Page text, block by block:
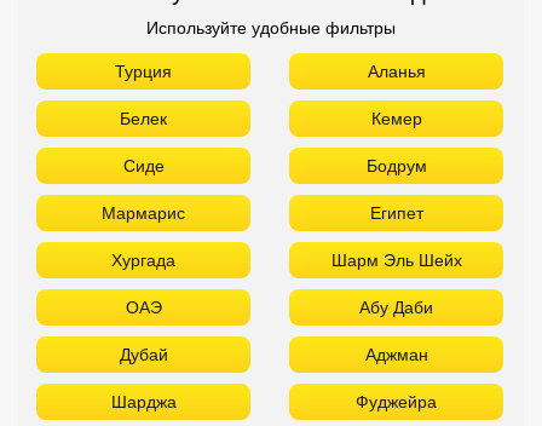
Хургада Шарм Эль Шейх
ОАЭ Абу Даби
Дубай Аджман
Шарджа Фуджейра
Таиланд Паттайя
Самуй Краби
Као Лак Пхукет
Вьетнам Нячанг
Фантьет Фукуок